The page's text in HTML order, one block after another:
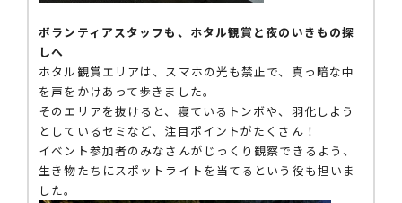
ボランティアスタッフも、ホタル観賞と夜のいきもの探
しへ
ホタル観賞エリアは、スマホの光も禁止で、真っ暗な中
を声をかけあって歩きました。
そのエリアを抜けると、寝ているトンボや、羽化しよう
としているセミなど、注目ポイントがたくさん！
イベント参加者のみなさんがじっくり観察できるよう、
生き物たちにスポットライトを当てるという役も担いま
した。